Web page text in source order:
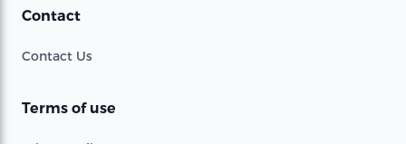
Contact
Contact Us
Terms of use